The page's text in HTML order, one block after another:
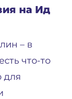
на Ид
– в
что-то
для